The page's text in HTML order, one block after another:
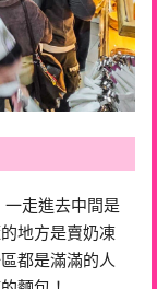
一走進去中間是
地方是賣奶凍
都是滿滿的人